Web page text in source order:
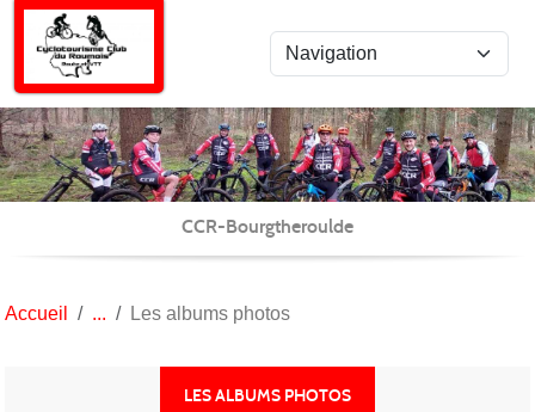
CCR-Bourgtheroulde
Accueil Les albums photos
LES ALBUMS PHOTOS
Panneau de gestion des cookies